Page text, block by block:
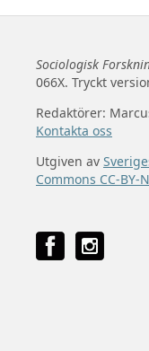
Sociologisk
066X. Tryckt
Redaktörer:
Kontakta oss
Utgiven av
Commons CC-BY-